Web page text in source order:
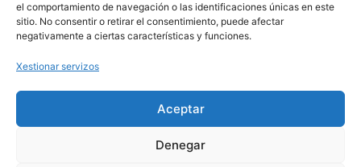
el comportamiento de navegación o las identificaciones únicas en este
sitio. No consentir o retirar el consentimiento, puede afectar
negativamente a ciertas características y funciones.
Xestionar servizos
Aceptar
Denegar
actividades do municipio. Subscríbete agora e
recibe no teu enderezo electrónico toda a
Aviso legal – Política de privacidad – Cookies – Mapa web